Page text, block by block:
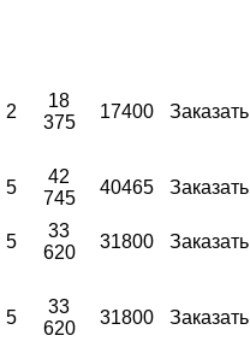
2
18
375
17400 Заказать
5
42
745
40465 Заказать
5
33
620
31800 Заказать
5
33
620
31800 Заказать